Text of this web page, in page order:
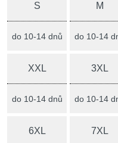
S
do 10-14 dnů
M
do 10-14
XXL
do 10-14 dnů
3XL
do 10-14
6XL 7XL